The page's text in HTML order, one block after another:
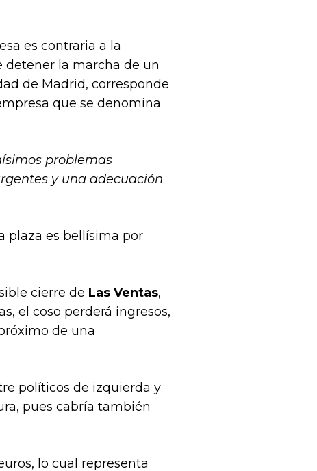
es contraria a la
detener la marcha de un
de Madrid, corresponde
que se denomina
problemas
y una adecuación
plaza es bellísima por
cierre de Las Ventas,
el coso perderá ingresos,
de una
políticos de izquierda y
pues cabría también
lo cual representa